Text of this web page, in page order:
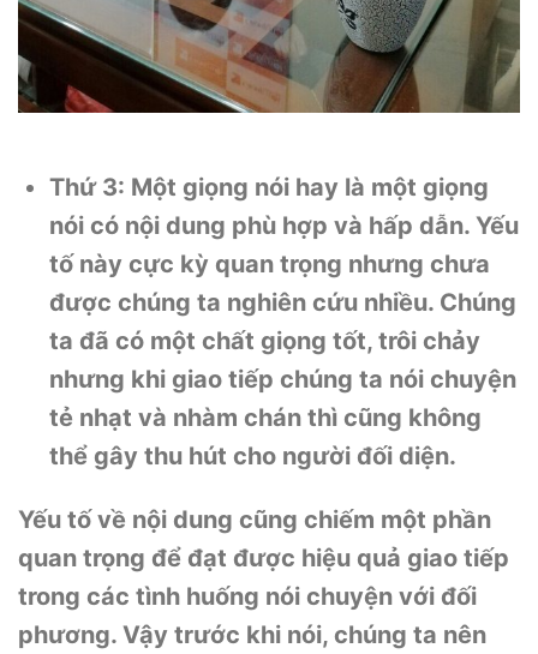
Thứ 3: Một giọng nói hay là một giọng
nói có nội dung phù hợp và hấp dẫn. Yếu
tố này cực kỳ quan trọng nhưng chưa
được chúng ta nghiên cứu nhiều. Chúng
ta đã có một chất giọng tốt, trôi chảy
nhưng khi giao tiếp chúng ta nói chuyện
tẻ nhạt và nhàm chán thì cũng không
thể gây thu hút cho người đối diện.
Yếu tố về nội dung cũng chiếm một phần
quan trọng để đạt được hiệu quả giao tiếp
trong các tình huống nói chuyện với đối
phương. Vậy trước khi nói, chúng ta nên